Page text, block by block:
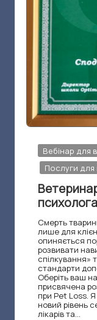
Опубліковано
у
Вебінар для
Послуги для
Смерть
лише для
опиняється
розвивати
спілкування»
стандарти
Оберіть ваш
присвячена
при Pet Loss.
новий рівень
лікарів та…